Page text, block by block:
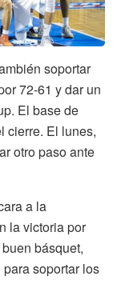
soportar
72-61 y dar un
El base de
cierre. El lunes,
otro paso ante
a la
la victoria por
básquet,
soportar los